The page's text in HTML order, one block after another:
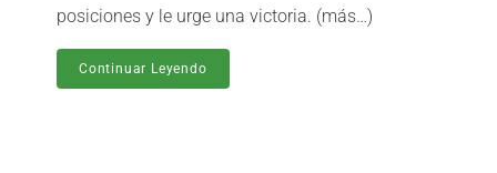
posiciones y le urge una victoria. (más…)
Continuar Leyendo